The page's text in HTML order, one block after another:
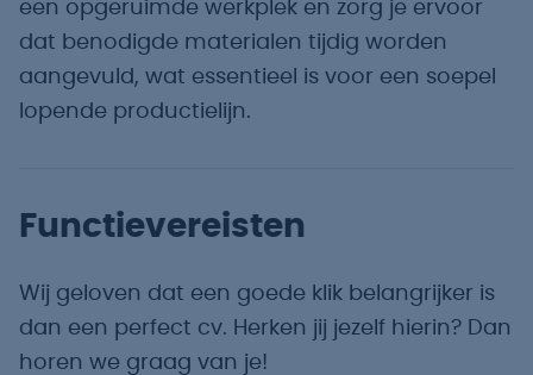
een opgeruimde werkplek en zorg je ervoor
dat benodigde materialen tijdig worden
aangevuld, wat essentieel is voor een soepel
lopende productielijn.
Functievereisten
Wij geloven dat een goede klik belangrijker is
dan een perfect cv. Herken jij jezelf hierin? Dan
horen we graag van je!